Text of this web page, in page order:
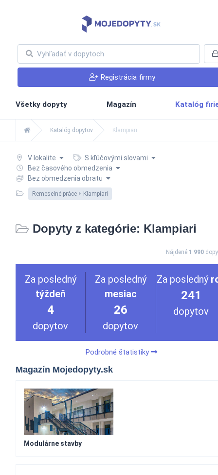
Registrácia firmy
Všetky dopyty Magazín Katalóg
Katalóg dopytov Klampiari
V lokalite
S kľúčovými slovami
Bez časového obmedzenia
Bez obmedzenia obratu
Remeselné práce Klampiari
Dopyty z kategórie: Klampiari
Nájdené 1 990
Za posledný
týždeň
4
dopytov
Za posledný
mesiac
26
dopytov
Za posledný
241
dopytov
Podrobné štatistiky
Magazín Mojedopyty.sk
Modulárne stavby